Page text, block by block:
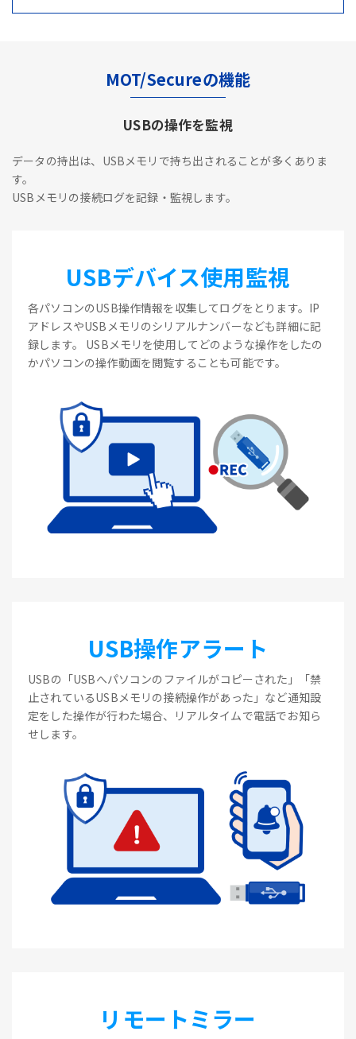
MOT/Secureの機能
USBの操作を監視
データの持出は、USBメモリで持ち出されることが多くありま
す。
USBメモリの接続ログを記録・監視します。
USBデバイス使用監視
各パソコンのUSB操作情報を収集してログをとります。IP
アドレスやUSBメモリのシリアルナンバーなども詳細に記
録します。 USBメモリを使用してどのような操作をしたの
かパソコンの操作動画を閲覧することも可能です。
USB操作アラート
USBの「USBへパソコンのファイルがコピーされた」「禁
止されているUSBメモリの接続操作があった」など通知設
定をした操作が行わた場合、リアルタイムで電話でお知ら
せします。
リモートミラー